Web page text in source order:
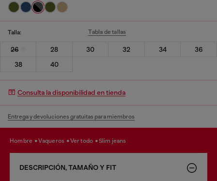
Talla: Tabla de tallas
26 28 30 32 34
36
38
40
Consulta la disponibilidad en tienda
Entrega y devoluciones gratuitas para miembros
hombre vaqueros ver todo slim jeans
DESCRIPCIÓN, TAMAÑO Y FIT